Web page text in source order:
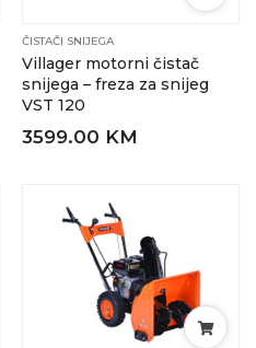
ČISTAČI SNIJEGA
Villager motorni čistač
snijega – freza za snijeg
VST 120
3599.00 KM